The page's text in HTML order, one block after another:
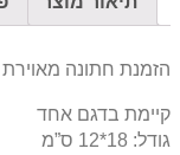
הזמנת חתונה
קיימת בדגם אחד
גודל: 18*12 ס”מ